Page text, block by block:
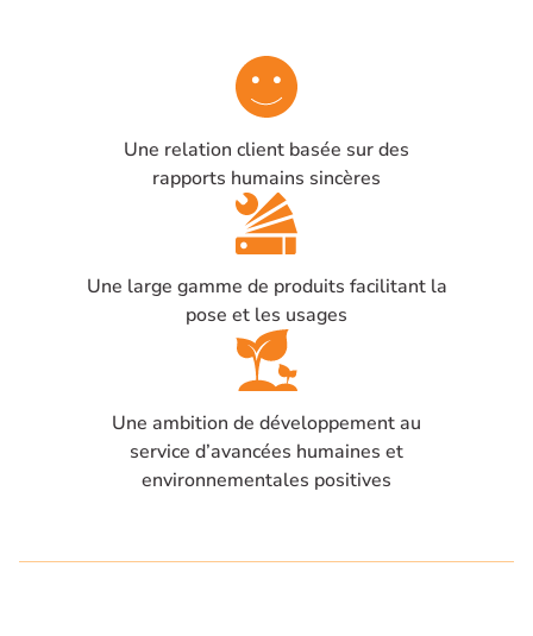
Une relation client basée sur des
rapports humains sincères
Une large gamme de produits facilitant la
pose et les usages
Une ambition de développement au
service d’avancées humaines et
environnementales positives